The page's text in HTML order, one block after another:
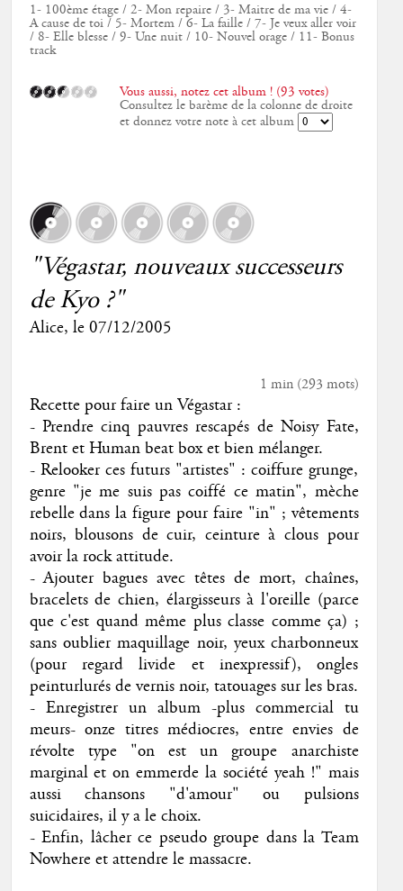
1- 100ème étage / 2- Mon repaire / 3- Maitre de ma vie / 4-
A cause de toi / 5- Mortem / 6- La faille / 7- Je veux aller voir
/ 8- Elle blesse / 9- Une nuit / 10- Nouvel orage / 11- Bonus
track
Vous aussi, notez cet album ! (93 votes)
Consultez le barème de la colonne de droite
et donnez votre note à cet album
"Végastar, nouveaux successeurs
de Kyo ?"
Alice, le 07/12/2005
1 min(293 mots)
Recette pour faire un Végastar :
- Prendre cinq pauvres rescapés de Noisy Fate,
Brent et Human beat box et bien mélanger.
- Relooker ces futurs "artistes" : coiffure grunge,
genre "je me suis pas coiffé ce matin", mèche
rebelle dans la figure pour faire "in" ; vêtements
noirs, blousons de cuir, ceinture à clous pour
avoir la rock attitude.
- Ajouter bagues avec têtes de mort, chaînes,
bracelets de chien, élargisseurs à l'oreille (parce
que c'est quand même plus classe comme ça) ;
sans oublier maquillage noir, yeux charbonneux
(pour regard livide et inexpressif), ongles
peinturlurés de vernis noir, tatouages sur les bras.
- Enregistrer un album -plus commercial tu
meurs- onze titres médiocres, entre envies de
révolte type "on est un groupe anarchiste
marginal et on emmerde la société yeah !" mais
aussi chansons "d'amour" ou pulsions
suicidaires, il y a le choix.
- Enfin, lâcher ce pseudo groupe dans la Team
Nowhere et attendre le massacre.